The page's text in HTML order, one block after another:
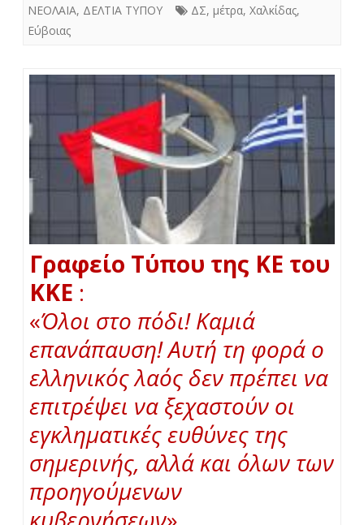
ΝΕΟΛΑΙΑ, ΔΕΛΤΙΑ ΤΥΠΟΥ ΔΣ, μέτρα, Χαλκίδας,
Εύβοιας
Γραφείο Τύπου της ΚΕ του
ΚΚΕ :
«Όλοι στο πόδι! Καμιά
επανάπαυση! Αυτή τη φορά ο
ελληνικός λαός δεν πρέπει να
επιτρέψει να ξεχαστούν οι
εγκληματικές ευθύνες της
σημερινής, αλλά και όλων των
προηγούμενων